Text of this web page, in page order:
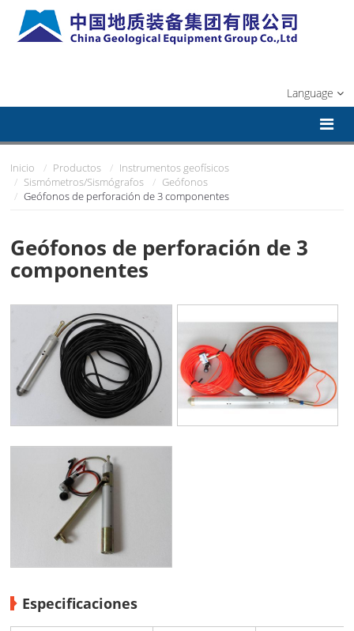
Language
Inicio Productos
Instrumentos geofísicos
Sismómetros/Sismógrafos
Geófonos
Geófonos de perforación de 3 componentes
Geófonos de perforación de 3
componentes
Especificaciones